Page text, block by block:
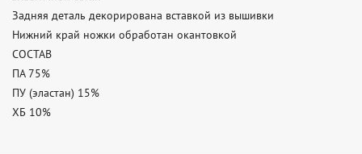
Задняя деталь декорирована вставкой из вышивки
Нижний край ножки обработан окантовкой
СОСТАВ
ПА 75%
ПУ (эластан) 15%
ХБ 10%